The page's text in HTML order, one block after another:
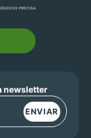
newsletter
ENVIAR